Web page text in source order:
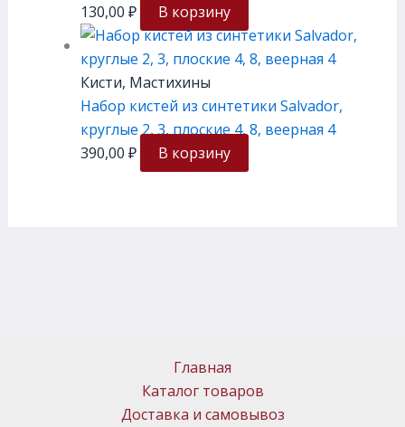
130,00 ₽ В корзину
Кисти, Мастихины
Набор кистей из синтетики Salvador,
круглые 2, 3, плоские 4, 8, веерная 4
390,00 ₽ В корзину
Главная
Каталог товаров
Доставка и самовывоз